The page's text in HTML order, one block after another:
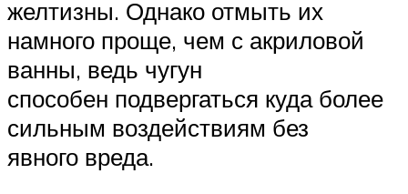
желтизны. Однако отмыть их
намного проще, чем с акриловой
ванны, ведь чугун
способен подвергаться куда более
сильным воздействиям без
явного вреда.